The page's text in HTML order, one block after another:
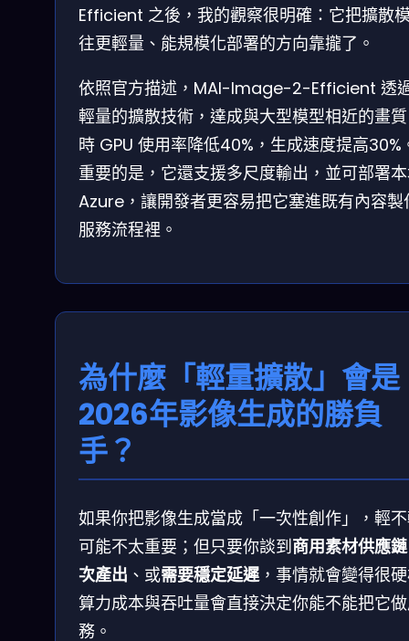
Efficient 之後，我的觀察很明確：它把擴散
往更輕量、能規模化部署的方向靠攏了。
依照官方描述，MAI-Image-2-Efficient 透
輕量的擴散技術，達成與大型模型相近的畫
時 GPU 使用率降低40%，生成速度提高30%
重要的是，它還支援多尺度輸出，並可部署
Azure，讓開發者更容易把它塞進既有內容製
服務流程裡。
為什麼「輕量擴散」會是
2026年影像生成的勝負
手？
如果你把影像生成當成「一次性創作」，輕
可能不太重要；但只要你談到商用素材供應鏈
次產出 、或需要穩定延遲，事情就會變得很
算力成本與吞吐量會直接決定你能不能把它
務。